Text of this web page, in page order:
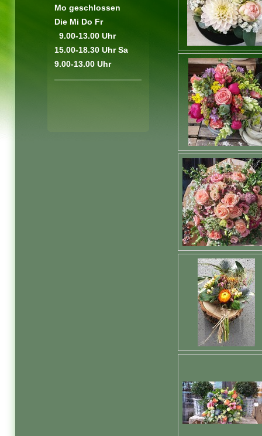
Mo geschlossen
Die Mi Do Fr
9.00-13.00 Uhr
15.00-18.30 Uhr Sa
9.00-13.00 Uhr